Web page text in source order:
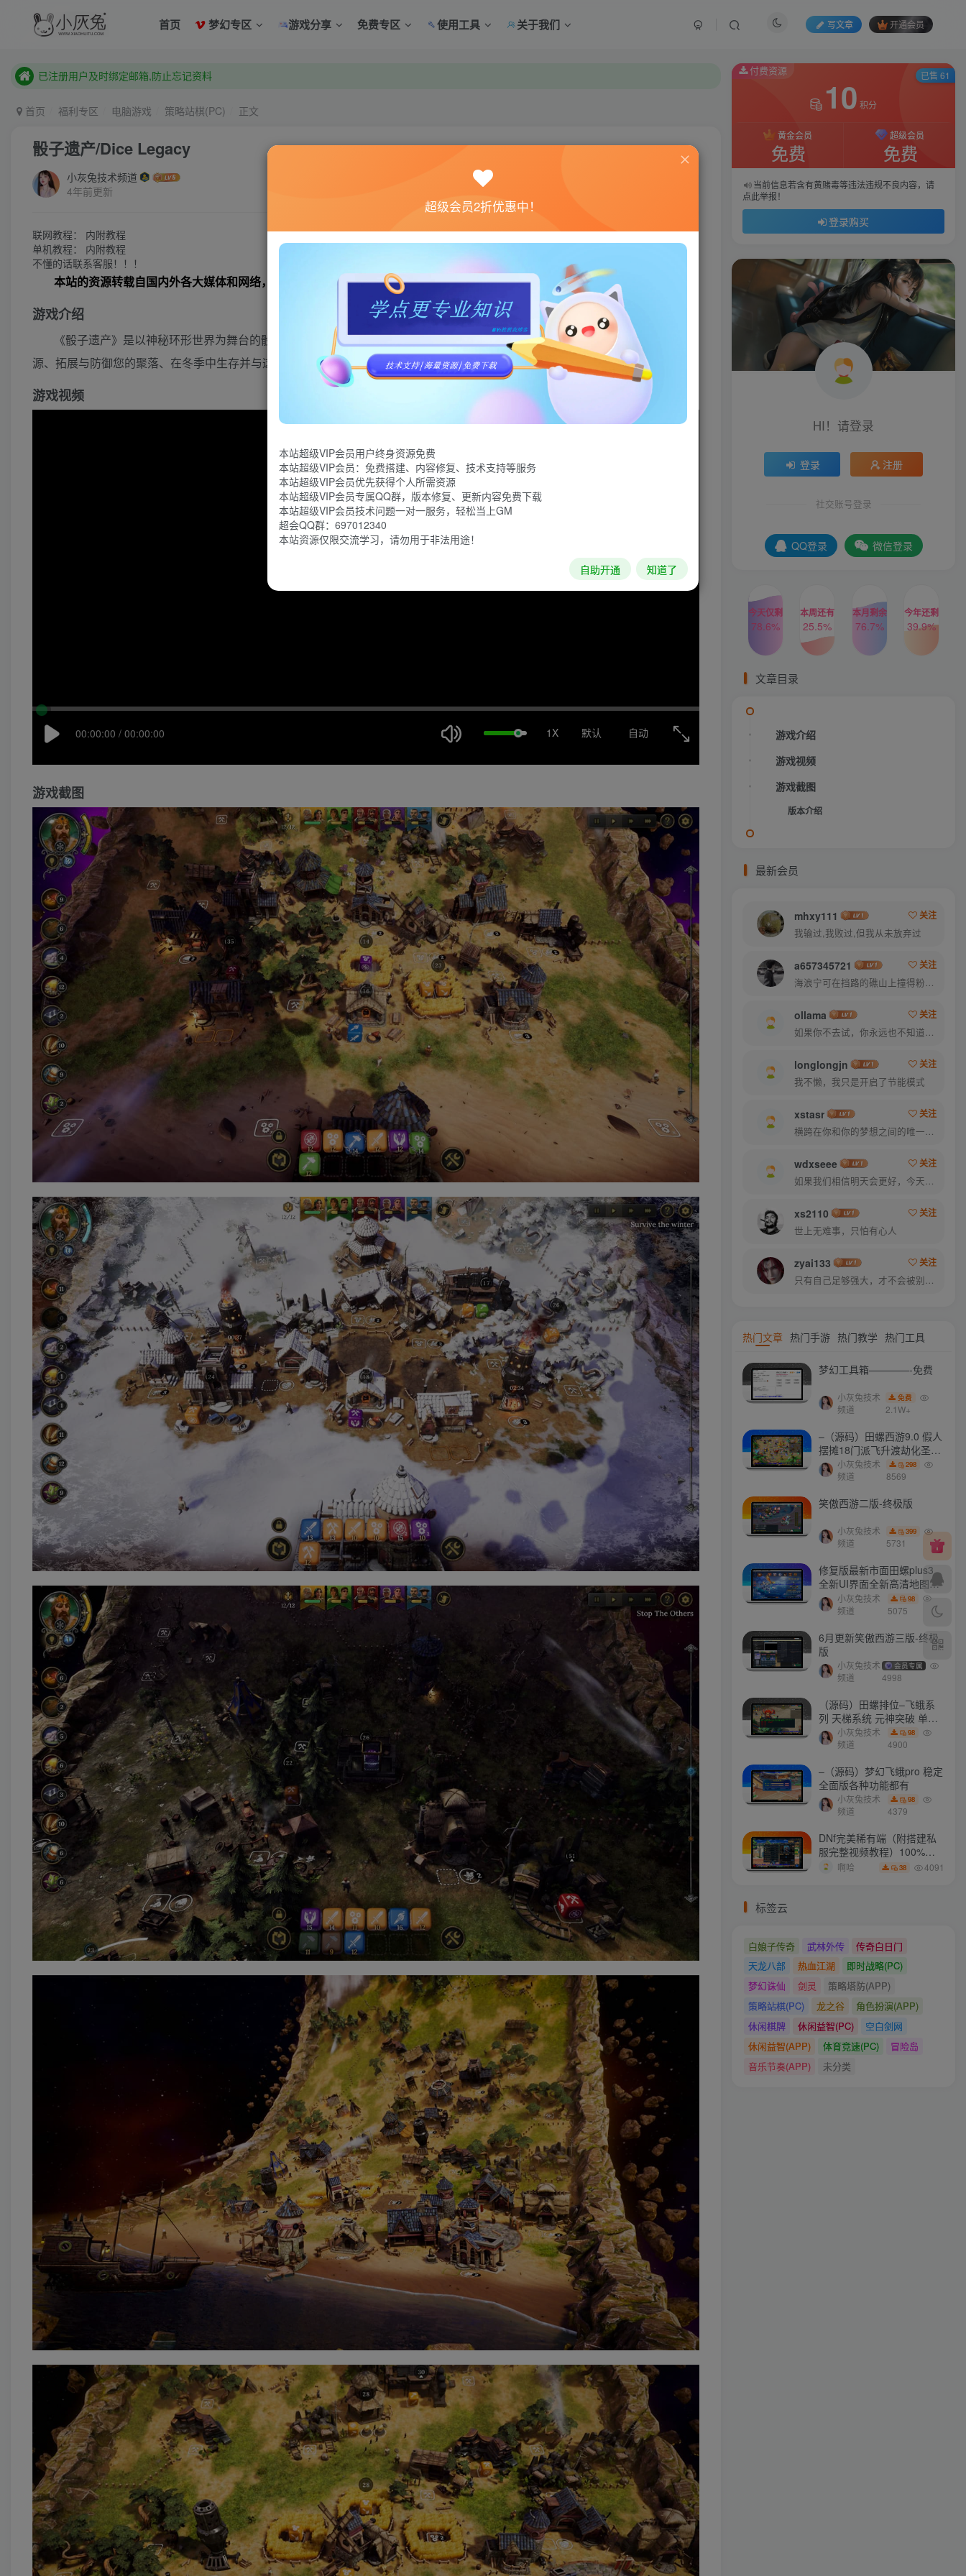
首页 梦幻专区 游戏分享 免费专区 使用工具 关于我们 写文章 开通会员
本站已开启QQ微信快速登录 ,拥有本站会员用户及时请问个人中心绑定！
本站已开启QQ微信快速登录 ,拥有本站会员用户及时请问个人中心绑定！
首页 福利专区 电脑游戏 策略站棋(PC) 正文
骰子遗产/Dice Legacy
小灰兔技术频道
4年前更新
联网教程： 内附教程
单机教程： 内附教程
不懂的话联系客服！！！
本站的资源转载自国内外各大媒体和网络，仅供试玩体验。如果您喜欢该游戏内容，请支持正版 →→→正版购买
游戏介绍
《骰子遗产》是以神秘环形世界为舞台的骰子生存城市建造游戏。您的船只抵达了一片未知大陆的海岸。掷出您的骰子来收集资
源、拓展与防御您的聚落、在冬季中生存并与这奇异世界中的古怪居民互动。
游戏视频
自动
1X 默认
00:00:00 / 00:00:00
游戏截图
付费资源
10 积分
黄金会员
免费
超级会员
免费
当前信息若含有黄赌毒等违法违规不良内容，请
点此举报！
登录购买
已售 61
HI！请登录
登录 注册
社交账号登录
QQ登录 微信登录
今天仅剩
78.6%
本周还有
25.5%
本月剩余
76.7%
今年还剩
39.9%
文章目录
游戏介绍
游戏视频
游戏截图
版本介绍
最新会员
mhxy111
关注
我输过,我败过,但我从未放弃过
a657345721
关注
海浪宁可在挡路的礁山上撞得粉碎，也不肯后退一步
ollama
关注
如果你不去试，你永远也不知道结果，所以去试试吧
longlongjn
关注
我不懒，我只是开启了节能模式
xstasr
关注
横跨在你和你的梦想之间的唯一的东西就是奋力拼搏
wdxseee
关注
如果我们相信明天会更好，今天就能承受艰辛
xs2110
关注
世上无难事，只怕有心人
zyai133
关注
只有自己足够强大，才不会被别人践踏
热门文章 热门手游 热门教学 热门工具
梦幻工具箱————-免费
小灰兔技术
频道
免费
2.1W+
–（源码）田螺西游9.0 假人
摆摊18门派飞升渡劫化圣助
战最新BB谛听….
小灰兔技术
频道
298
8569
笑傲西游二版-终极版
小灰兔技术
频道
399
5731
修复版最新市面田螺plus3
全新UI界面全新高清地图18
门派 修复了后门ggeserver
打不开
小灰兔技术
频道
98
5075
6月更新笑傲西游三版-终极
版
小灰兔技术
频道
会员专属
4998
（源码）田螺排位–飞蛾系
列 天梯系统 元神突破 单机
免费 含GM工具
小灰兔技术
频道
98
4900
–（源码）梦幻飞蛾pro 稳定
全面版各种功能都有
小灰兔技术
频道
98
4379
DNf完美稀有端（附搭建私
服完整视频教程）100%可
搭建(附完美端升级补丁)
啊哈 38 4091
标签云
白娘子传奇 武林外传
传奇白日门
天龙八部
热血江湖
即时战略(PC)
梦幻诛仙
剑灵
策略塔防(APP)
策略站棋(PC)
龙之谷
角色扮演(APP)
休闲棋牌
休闲益智(PC)
空白剑网
休闲益智(APP)
体育竞速(PC)
冒险岛
音乐节奏(APP)
未分类
超级会员2折优惠中！
本站超级VIP会员用户终身资源免费
本站超级VIP会员：免费搭建、内容修复、技术支持等服务
本站超级VIP会员优先获得个人所需资源
本站超级VIP会员专属QQ群，版本修复、更新内容免费下载
本站超级VIP会员技术问题一对一服务，轻松当上GM
超会QQ群：697012340
本站资源仅限交流学习，请勿用于非法用途！
自助开通 知道了